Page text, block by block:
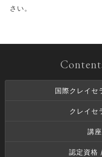
さい。
国際クレイセ
クレイセ
講
認定資格